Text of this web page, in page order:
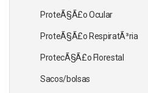
ProteÃ§Ã£o Ocular
ProteÃ§Ã£o RespiratÃ³ria
ProtecÃ§Ã£o Florestal
Sacos/bolsas